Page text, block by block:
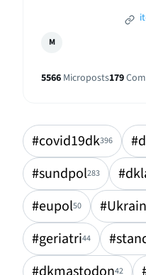
M
5566 Microposts179
#covid19dk396
#sundpol283
#eupol50
#geriatri44
42